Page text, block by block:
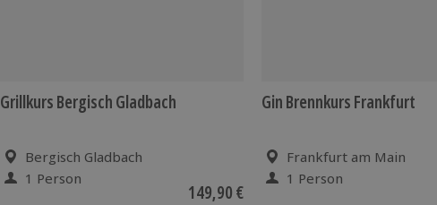
Grillkurs Bergisch Gladbach
Bergisch Gladbach
1 Person
149,90 €
Gin Brennkurs Frankfurt
Frankfurt am Main
1 Person